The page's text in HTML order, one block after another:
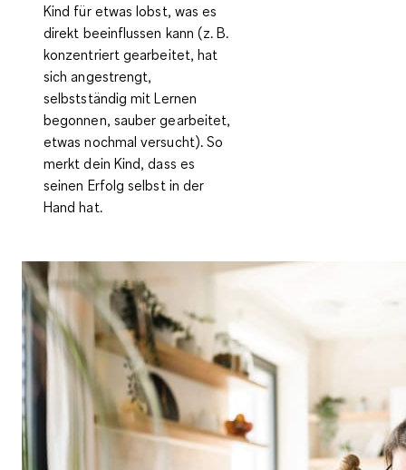
Kind für etwas lobst, was es
direkt beeinflussen kann (z. B.
konzentriert gearbeitet, hat
sich angestrengt,
selbstständig mit Lernen
begonnen, sauber gearbeitet,
etwas nochmal versucht). So
merkt dein Kind, dass es
seinen Erfolg selbst in der
Hand hat.